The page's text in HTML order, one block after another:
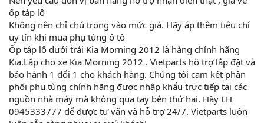
ốp táp lô
Không nên chỉ chú trọng vào mức giá. Hãy áp thêm tiêu chí
uy tín khi mua phụ tùng ô tô
Ốp táp lô dưới trái Kia Morning 2012 là hàng chính hãng
Kia.Lắp cho xe Kia Morning 2012 . Vietparts hỗ trợ lắp đặt và
bảo hành 1 đổi 1 cho khách hàng. Chúng tôi cam kết phân
phối phụ tùng chính hãng được nhập khẩu trực tiếp tại các
nguồn nhà máy mà không qua tay bên thứ hai. Hãy LH
0945333777 để được tư vấn và hỗ trợ 24/7. Vietparts luôn